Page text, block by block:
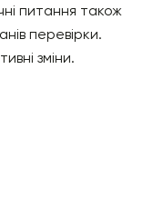
питання також
перевірки.
зміни.